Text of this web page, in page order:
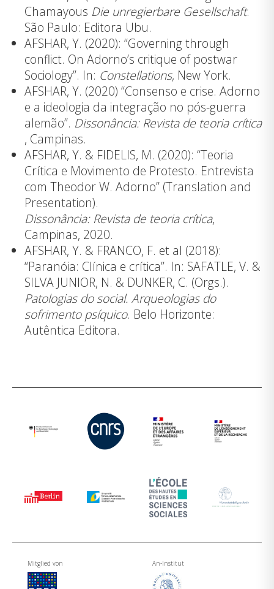
Chamayous Die unregierbare Gesellschaft.
São Paulo: Editora Ubu.
AFSHAR, Y. (2020): “Governing through
conflict. On Adorno’s critique of postwar
Sociology”. In: Constellations, New York.
AFSHAR, Y. (2020) “Consenso e crise. Adorno
e a ideologia da integração no pós-guerra
alemão”. Dissonância: Revista de teoria crítica
, Campinas.
AFSHAR, Y. & FIDELIS, M. (2020): “Teoria
Crítica e Movimento de Protesto. Entrevista
com Theodor W. Adorno” (Translation and
Presentation).
Dissonância: Revista de teoria crítica,
Campinas, 2020.
AFSHAR, Y. & FRANCO, F. et al (2018):
“Paranóia: Clínica e crítica”. In: SAFATLE, V. &
SILVA JUNIOR, N. & DUNKER, C. (Orgs.).
Patologias do social. Arqueologias do
sofrimento psíquico. Belo Horizonte:
Autêntica Editora.
Mitglied von An-Institut